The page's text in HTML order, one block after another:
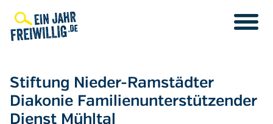
zum
Inhalt
Stiftung Nieder-Ramstädter
Diakonie Familienunterstützender
Dienst Mühltal